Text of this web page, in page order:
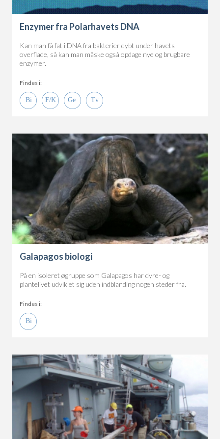
Enzymer fra Polarhavets DNA
Kan man få fat i DNA fra bakterier dybt under havets
overflade, så kan man måske også opdage nye og brugbare
enzymer.
Findes i:
Galapagos biologi
På en isoleret øgruppe som Galapagos har dyre- og
plantelivet udviklet sig uden indblanding nogen steder fra.
Findes i: